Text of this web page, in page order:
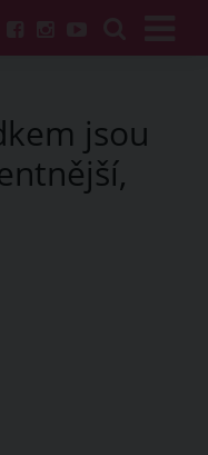
jsou